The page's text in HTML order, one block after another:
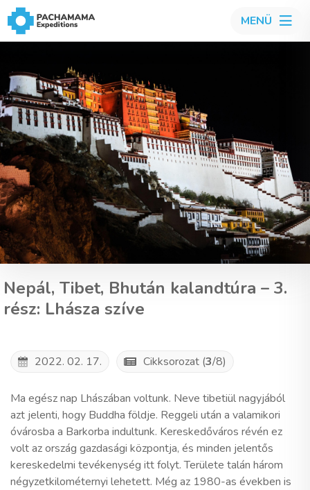
MENÜ
Nepál, Tibet, Bhután kalandtúra – 3.
rész: Lhásza szíve
2022. 02. 17. Cikksorozat (3/8)
Ma egész nap Lhászában voltunk. Neve tibetiül nagyjából
azt jelenti, hogy Buddha földje. Reggeli után a valamikori
óvárosba a Barkorba indultunk. Kereskedőváros révén ez
volt az ország gazdasági központja, és minden jelentős
kereskedelmi tevékenység itt folyt. Területe talán három
négyzetkilométernyi lehetett. Még az 1980-as években is